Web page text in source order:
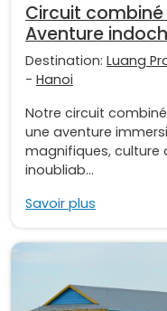
Circuit
Aventure
Destination: Luang
- Hanoi
Notre circuit
une aventure
magnifiques, culture
inoubliab...
Savoir plus